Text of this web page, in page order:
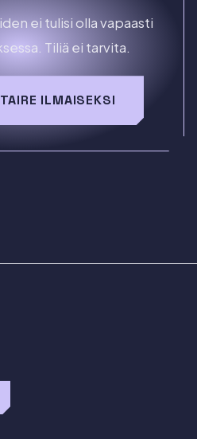
ei tulisi olla vapaasti
Tiliä ei tarvita.
ILMAISEKSI